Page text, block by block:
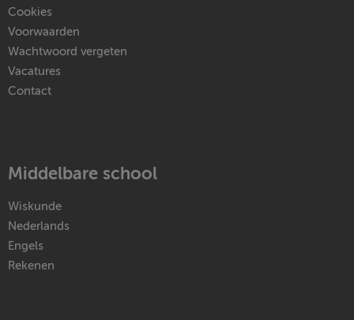
Cookies
Voorwaarden
Wachtwoord vergeten
Vacatures
Contact
Middelbare school
Wiskunde
Nederlands
Engels
Rekenen